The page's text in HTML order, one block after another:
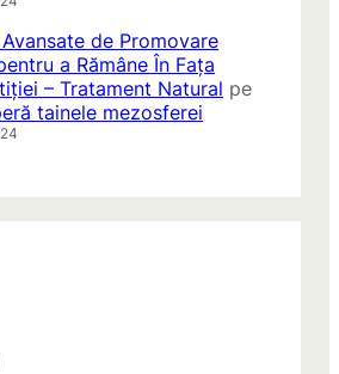
de Promovare
a Rămâne În Fața
– Tratament Natural pe
tainele mezosferei